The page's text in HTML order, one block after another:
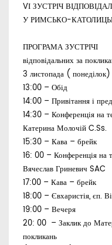
VІ ЗУСТРІЧ
У РИМСЬКО-
ПРОГРАМА ЗУСТРІЧІ
відповідальних за
3 листопада ( понеділок)
13:00 – Обід
14:00 – Привітання і
14:30 – Конференція на
Катерина МолочійC.Ss.
15:30 – Кава – брейк
16: 00 – Конференція на
Вячеслав Гриневич SAC
17:00 – Кава – брейк
18:00 – Євхаристія, єп.
19:00 – Вечеря
20: 00 – Заклик до
покликань